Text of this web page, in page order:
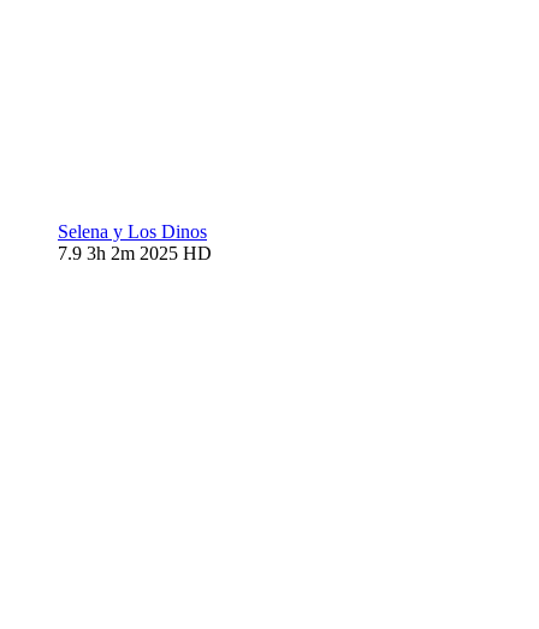
Selena y Los Dinos
7.9 3h 2m 2025 HD